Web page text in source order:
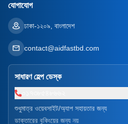
যোগাযোগ
ঢাকা-১২০৯, বাংলাদেশ
contact@aidfastbd.com
সাধারণ হেল্প ডেস্ক
শুধুমাত্র ওয়েবসাইট/অ্যাপ সহায়তার জন্য
ডাক্তারের বুকিংয়ের জন্য নয়